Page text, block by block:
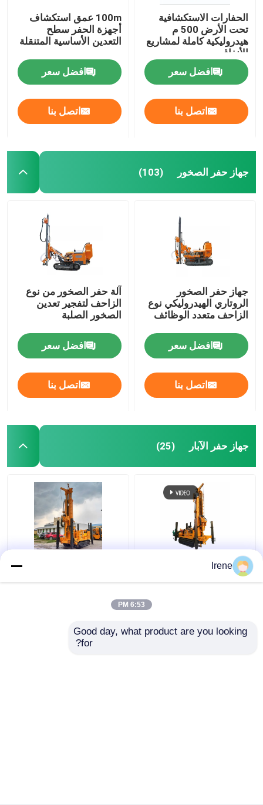
الحفارات الاستكشافية
تحت الأرض 500 م
هيدروليكية كاملة لمشاريع
الأنفاق
افضل سعر
اتصل بنا
100m عمق استكشاف
أجهزة الحفر سطح
التعدين الأساسية المتنقلة
افضل سعر
اتصل بنا
جهاز حفر الصخور (103)
جهاز حفر الصخور
الروتاري الهيدروليكي نوع
الزاحف متعدد الوظائف
افضل سعر
اتصل بنا
آلة حفر الصخور من نوع
الزاحف لتفجير تعدين
الصخور الصلبة
افضل سعر
اتصل بنا
جهاز حفر الآبار (25)
جهاز حفر حفرة التجويف
Irene
6:53 PM
Good day, what product are you looking
for?